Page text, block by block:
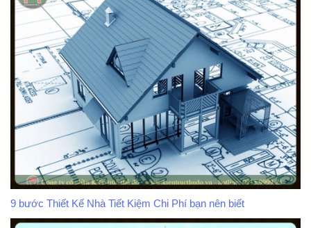
9 bước Thiết Kế Nhà Tiết Kiệm Chi Phí bạn nên biết